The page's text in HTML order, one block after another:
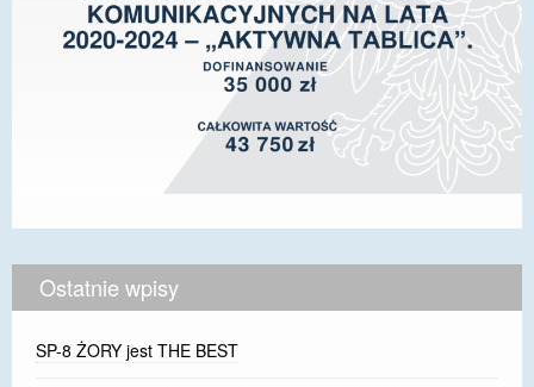
Ostatnie wpisy
SP-8 ŻORY jest THE BEST